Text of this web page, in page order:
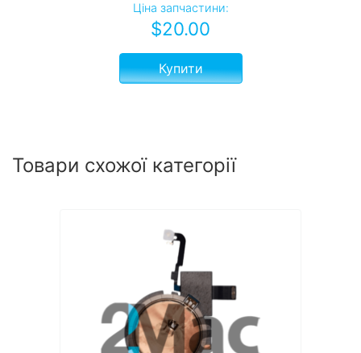
Ціна запчастини:
$20.00
Купити
Товари схожої категорії